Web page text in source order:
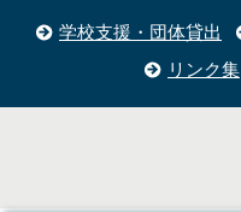
学校支援・団体貸出
リンク集